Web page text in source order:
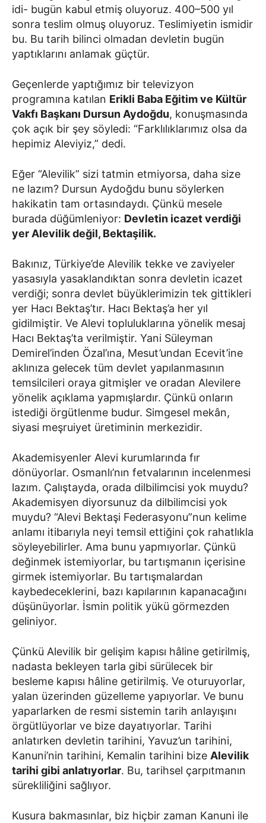
idi- bugün kabul etmiş oluyoruz. 400–500 yıl
sonra teslim olmuş oluyoruz. Teslimiyetin ismidir
bu. Bu tarih bilinci olmadan devletin bugün
yaptıklarını anlamak güçtür.
Geçenlerde yaptığımız bir televizyon
programına katılan Erikli Baba Eğitim ve Kültür
Vakfı Başkanı Dursun Aydoğdu, konuşmasında
çok açık bir şey söyledi: “Farklılıklarımız olsa da
hepimiz Aleviyiz,” dedi.
Eğer “Alevilik” sizi tatmin etmiyorsa, daha size
ne lazım? Dursun Aydoğdu bunu söylerken
hakikatin tam ortasındaydı. Çünkü mesele
burada düğümleniyor: Devletin icazet verdiği
yer Alevilik değil, Bektaşilik.
Bakınız, Türkiye’de Alevilik tekke ve zaviyeler
yasasıyla yasaklandıktan sonra devletin icazet
verdiği; sonra devlet büyüklerimizin tek gittikleri
yer Hacı Bektaş’tır. Hacı Bektaş’a her yıl
gidilmiştir. Ve Alevi topluluklarına yönelik mesaj
Hacı Bektaş’ta verilmiştir. Yani Süleyman
Demirel’inden Özal’ına, Mesut’undan Ecevit’ine
aklınıza gelecek tüm devlet yapılanmasının
temsilcileri oraya gitmişler ve oradan Alevilere
yönelik açıklama yapmışlardır. Çünkü onların
istediği örgütlenme budur. Simgesel mekân,
siyasi meşruiyet üretiminin merkezidir.
Akademisyenler Alevi kurumlarında fır
dönüyorlar. Osmanlı’nın fetvalarının incelenmesi
lazım. Çalıştayda, orada dilbilimcisi yok muydu?
Akademisyen diyorsunuz da dilbilimcisi yok
muydu? “Alevi Bektaşi Federasyonu”nun kelime
anlamı itibarıyla neyi temsil ettiğini çok rahatlıkla
söyleyebilirler. Ama bunu yapmıyorlar. Çünkü
değinmek istemiyorlar, bu tartışmanın içerisine
girmek istemiyorlar. Bu tartışmalardan
kaybedeceklerini, bazı kapılarının kapanacağını
düşünüyorlar. İsmin politik yükü görmezden
geliniyor.
Çünkü Alevilik bir gelişim kapısı hâline getirilmiş,
nadasta bekleyen tarla gibi sürülecek bir
besleme kapısı hâline getirilmiş. Ve oturuyorlar,
yalan üzerinden güzelleme yapıyorlar. Ve bunu
yaparlarken de resmi sistemin tarih anlayışını
örgütlüyorlar ve bize dayatıyorlar. Tarihi
anlatırken devletin tarihini, Yavuz’un tarihini,
Kanuni’nin tarihini, Kemalin tarihini bize Alevilik
tarihi gibi anlatıyorlar. Bu, tarihsel çarpıtmanın
sürekliliğini sağlıyor.
Kusura bakmasınlar, biz hiçbir zaman Kanuni ile